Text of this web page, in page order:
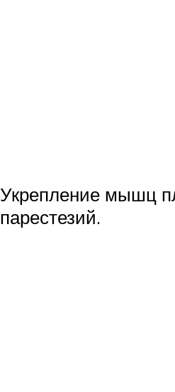
Укрепление мышц
парестезий.